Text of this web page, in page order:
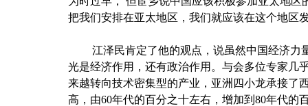
把我们安排在亚太地区，我们就应该在这个地区
江泽民肯定了他的观点，说虽然中国经济力
光是经济作用，还有政治作用。与会多位专家几
来越转向技术密集型的产业，亚洲四小龙承接了
高，由60年代的百分之十左右，增加到 80年代的